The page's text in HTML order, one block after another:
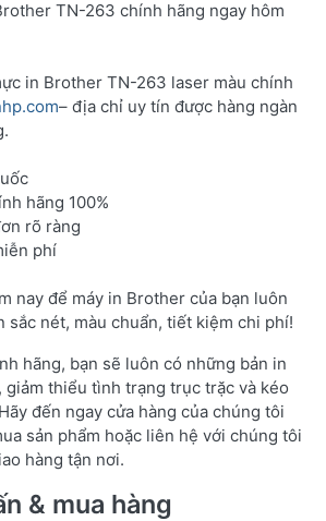
TN-263 chính hãng ngay hôm
in Brother TN-263 laser màu chính
– địa chỉ uy tín được hàng ngàn
hãng 100%
rõ ràng
phí
nay để máy in Brother của bạn luôn
sắc nét, màu chuẩn, tiết kiệm chi phí!
hãng, bạn sẽ luôn có những bản in
thiểu tình trạng trục trặc và kéo
đến ngay cửa hàng của chúng tôi
sản phẩm hoặc liên hệ với chúng tôi
hàng tận nơi.
& mua hàng